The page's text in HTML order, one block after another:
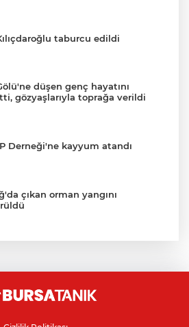
taburcu edildi
düşen genç hayatını
gözyaşlarıyla toprağa verildi
Derneği'ne kayyum atandı
çıkan orman yangını
Belediye Başkanı hakkında
kararı